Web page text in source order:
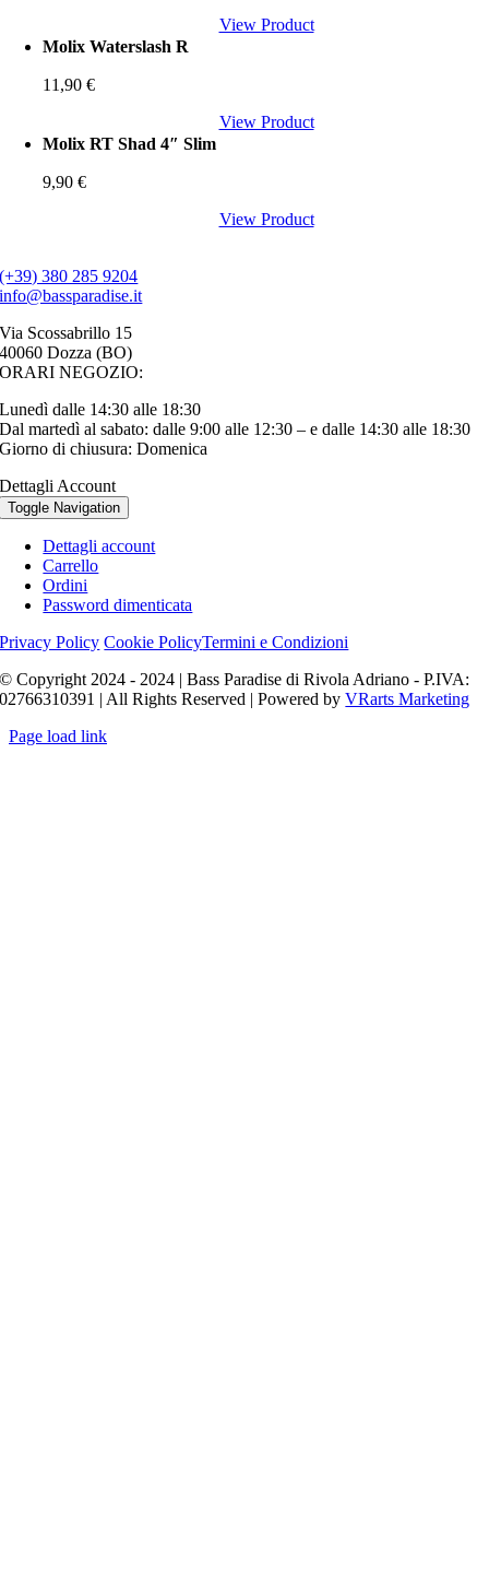
View Product
Molix Waterslash R
11,90€
View Product
Molix RT Shad 4″ Slim
9,90€
View Product
(+39) 380 285 9204
info@bassparadise.it
Via Scossabrillo 15
40060 Dozza (BO)
ORARI NEGOZIO:
Lunedì dalle 14:30 alle 18:30
Dal martedì al sabato: dalle 9:00 alle 12:30 – e dalle 14:30 alle 18:30
Giorno di chiusura: Domenica
Dettagli Account
Toggle Navigation
Dettagli account
Carrello
Ordini
Password dimenticata
Privacy Policy Cookie PolicyTermini e Condizioni
© Copyright 2024 - 2024 | Bass Paradise di Rivola Adriano - P.IVA:
02766310391 | All Rights Reserved | Powered byVRarts Marketing
Page load link